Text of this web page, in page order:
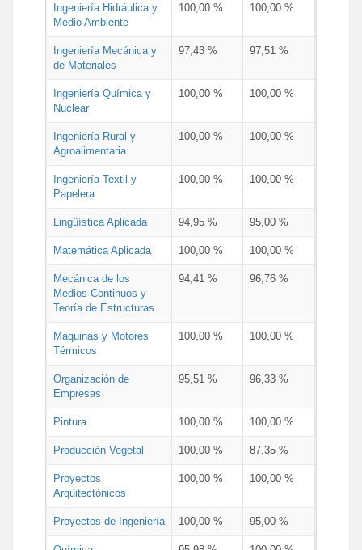
Ingeniería Hidráulica y
Medio Ambiente
100,00 % 100,00 %
Ingeniería Mecánica y
de Materiales
97,43 % 97,51 %
Ingeniería Química y
Nuclear
100,00 % 100,00 %
Ingeniería Rural y
Agroalimentaria
100,00 % 100,00 %
Ingeniería Textil y
Papelera
100,00 % 100,00 %
Lingüística Aplicada 94,95 % 95,00 %
Matemática Aplicada 100,00 % 100,00 %
Mecánica de los
Medios Continuos y
Teoría de Estructuras
94,41 % 96,76 %
Máquinas y Motores
Térmicos
100,00 % 100,00 %
Organización de
Empresas
95,51 % 96,33 %
Pintura 100,00 % 100,00 %
Producción Vegetal 100,00 % 87,35 %
Proyectos
Arquitectónicos
100,00 % 100,00 %
Proyectos de Ingeniería 100,00 % 95,00 %